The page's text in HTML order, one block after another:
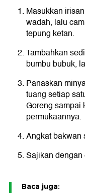
Masukkan
wadah, lalu
tepung ketan.
Tambahkan
bumbu bubuk,
Panaskan
tuang setiap
Goreng sampai
permukaannya.
Angkat bakwan
Sajikan
Baca juga: